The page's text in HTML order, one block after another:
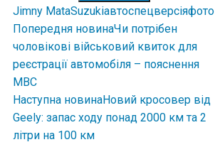
Jimny MataSuzukiавтоспецверсіяфото
Попередня новинаЧи потрібен
чоловікові військовий квиток для
реєстрації автомобіля – пояснення
МВС
Наступна новинаНовий кросовер від
Geely: запас ходу понад 2000 км та 2
літри на 100 км